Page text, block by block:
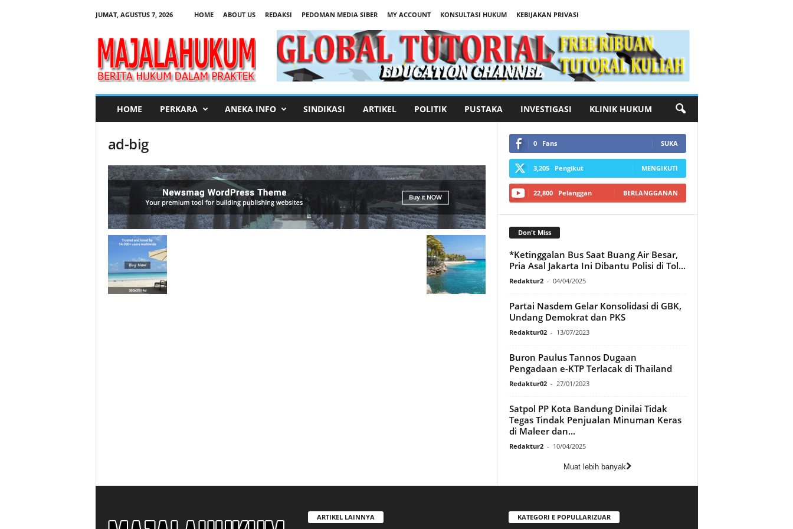
JUMAT, AGUSTUS 7, 2026 HOME ABOUT US REDAKSI PEDOMAN MEDIA SIBER MY ACCOUNT KONSULTASI HUKUM
KEBIJAKAN PRIVASI
a
HOME PERKARA ANEKA INFO SINDIKASI ARTIKEL POLITIK PUSTAKA INVESTIGASI KLINIK HUKUM
ad-big 0 Fans SUKA
3,205 Pengikut MENGIKUTI
22,800 Pelanggan BERLANGGANAN
Don't Miss
*Ketinggalan Bus Saat Buang Air Besar,
Pria Asal Jakarta Ini Dibantu Polisi di Tol...
Redaktur2 - 04/04/2025
Partai Nasdem Gelar Konsolidasi di GBK,
Undang Demokrat dan PKS
Redaktur02 - 13/07/2023
Buron Paulus Tannos Dugaan
Pengadaan e-KTP Terlacak di Thailand
Redaktur02 - 27/01/2023
Satpol PP Kota Bandung Dinilai Tidak
Tegas Tindak Penjualan Minuman Keras
di Maleer dan...
Redaktur2 - 10/04/2025
Muat lebih banyak
ARTIKEL LAINNYA KATEGORI E POPULLARIZUAR